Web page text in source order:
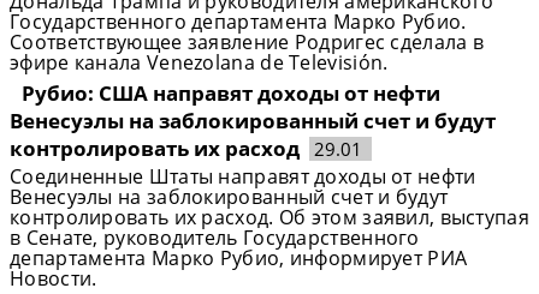
Государственного департамента Марко Рубио.
Соответствующее заявление Родригес сделала в
эфире канала Venezolana de Televisión.
Рубио: США направят доходы от нефти
Венесуэлы на заблокированный счет и будут
контролировать их расход 29.01
Соединенные Штаты направят доходы от нефти
Венесуэлы на заблокированный счет и будут
контролировать их расход. Об этом заявил, выступая
в Сенате, руководитель Государственного
департамента Марко Рубио, информирует РИА
Новости.